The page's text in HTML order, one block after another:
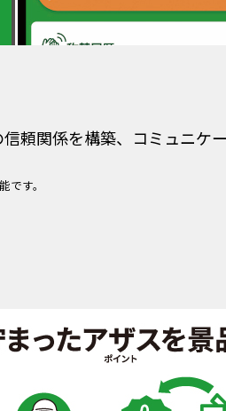
頼関係を構築、コミュニケ
す。